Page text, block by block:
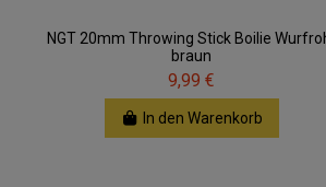
NGT 20mm Throwing Stick Boilie
braun
9,99 €
In den Warenkorb